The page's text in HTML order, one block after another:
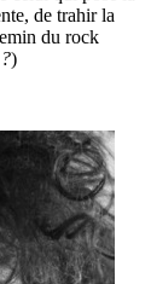
de trahir la
du rock
)